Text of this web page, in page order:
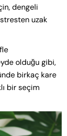
dengeli
uzak
olduğu gibi,
birkaç kare
bir seçim